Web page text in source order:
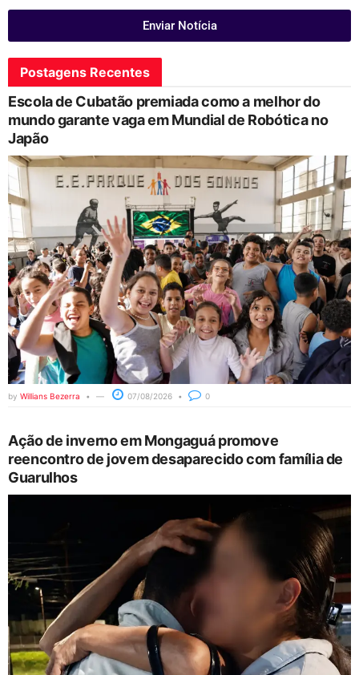
Enviar Notícia
Postagens Recentes
Escola de Cubatão premiada como a melhor do
mundo garante vaga em Mundial de Robótica no
Japão
by Willians Bezerra 07/08/2026 0
Ação de inverno em Mongaguá promove
reencontro de jovem desaparecido com família de
Guarulhos